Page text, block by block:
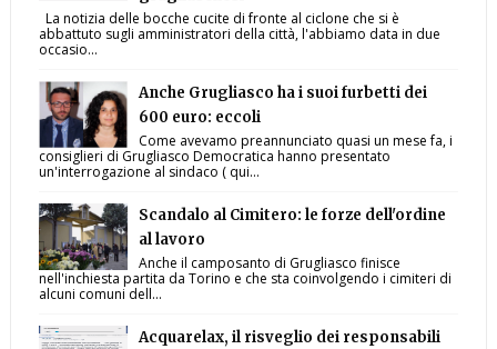
La notizia delle bocche cucite di fronte al ciclone che si è
abbattuto sugli amministratori della città, l'abbiamo data in due
occasio...
Anche Grugliasco ha i suoi furbetti dei
600 euro: eccoli
Come avevamo preannunciato quasi un mese fa, i
consiglieri di Grugliasco Democratica hanno presentato
un'interrogazione al sindaco ( qui...
Scandalo al Cimitero: le forze dell'ordine
al lavoro
Anche il camposanto di Grugliasco finisce
nell'inchiesta partita da Torino e che sta coinvolgendo i cimiteri di
alcuni comuni dell...
Acquarelax, il risveglio dei responsabili